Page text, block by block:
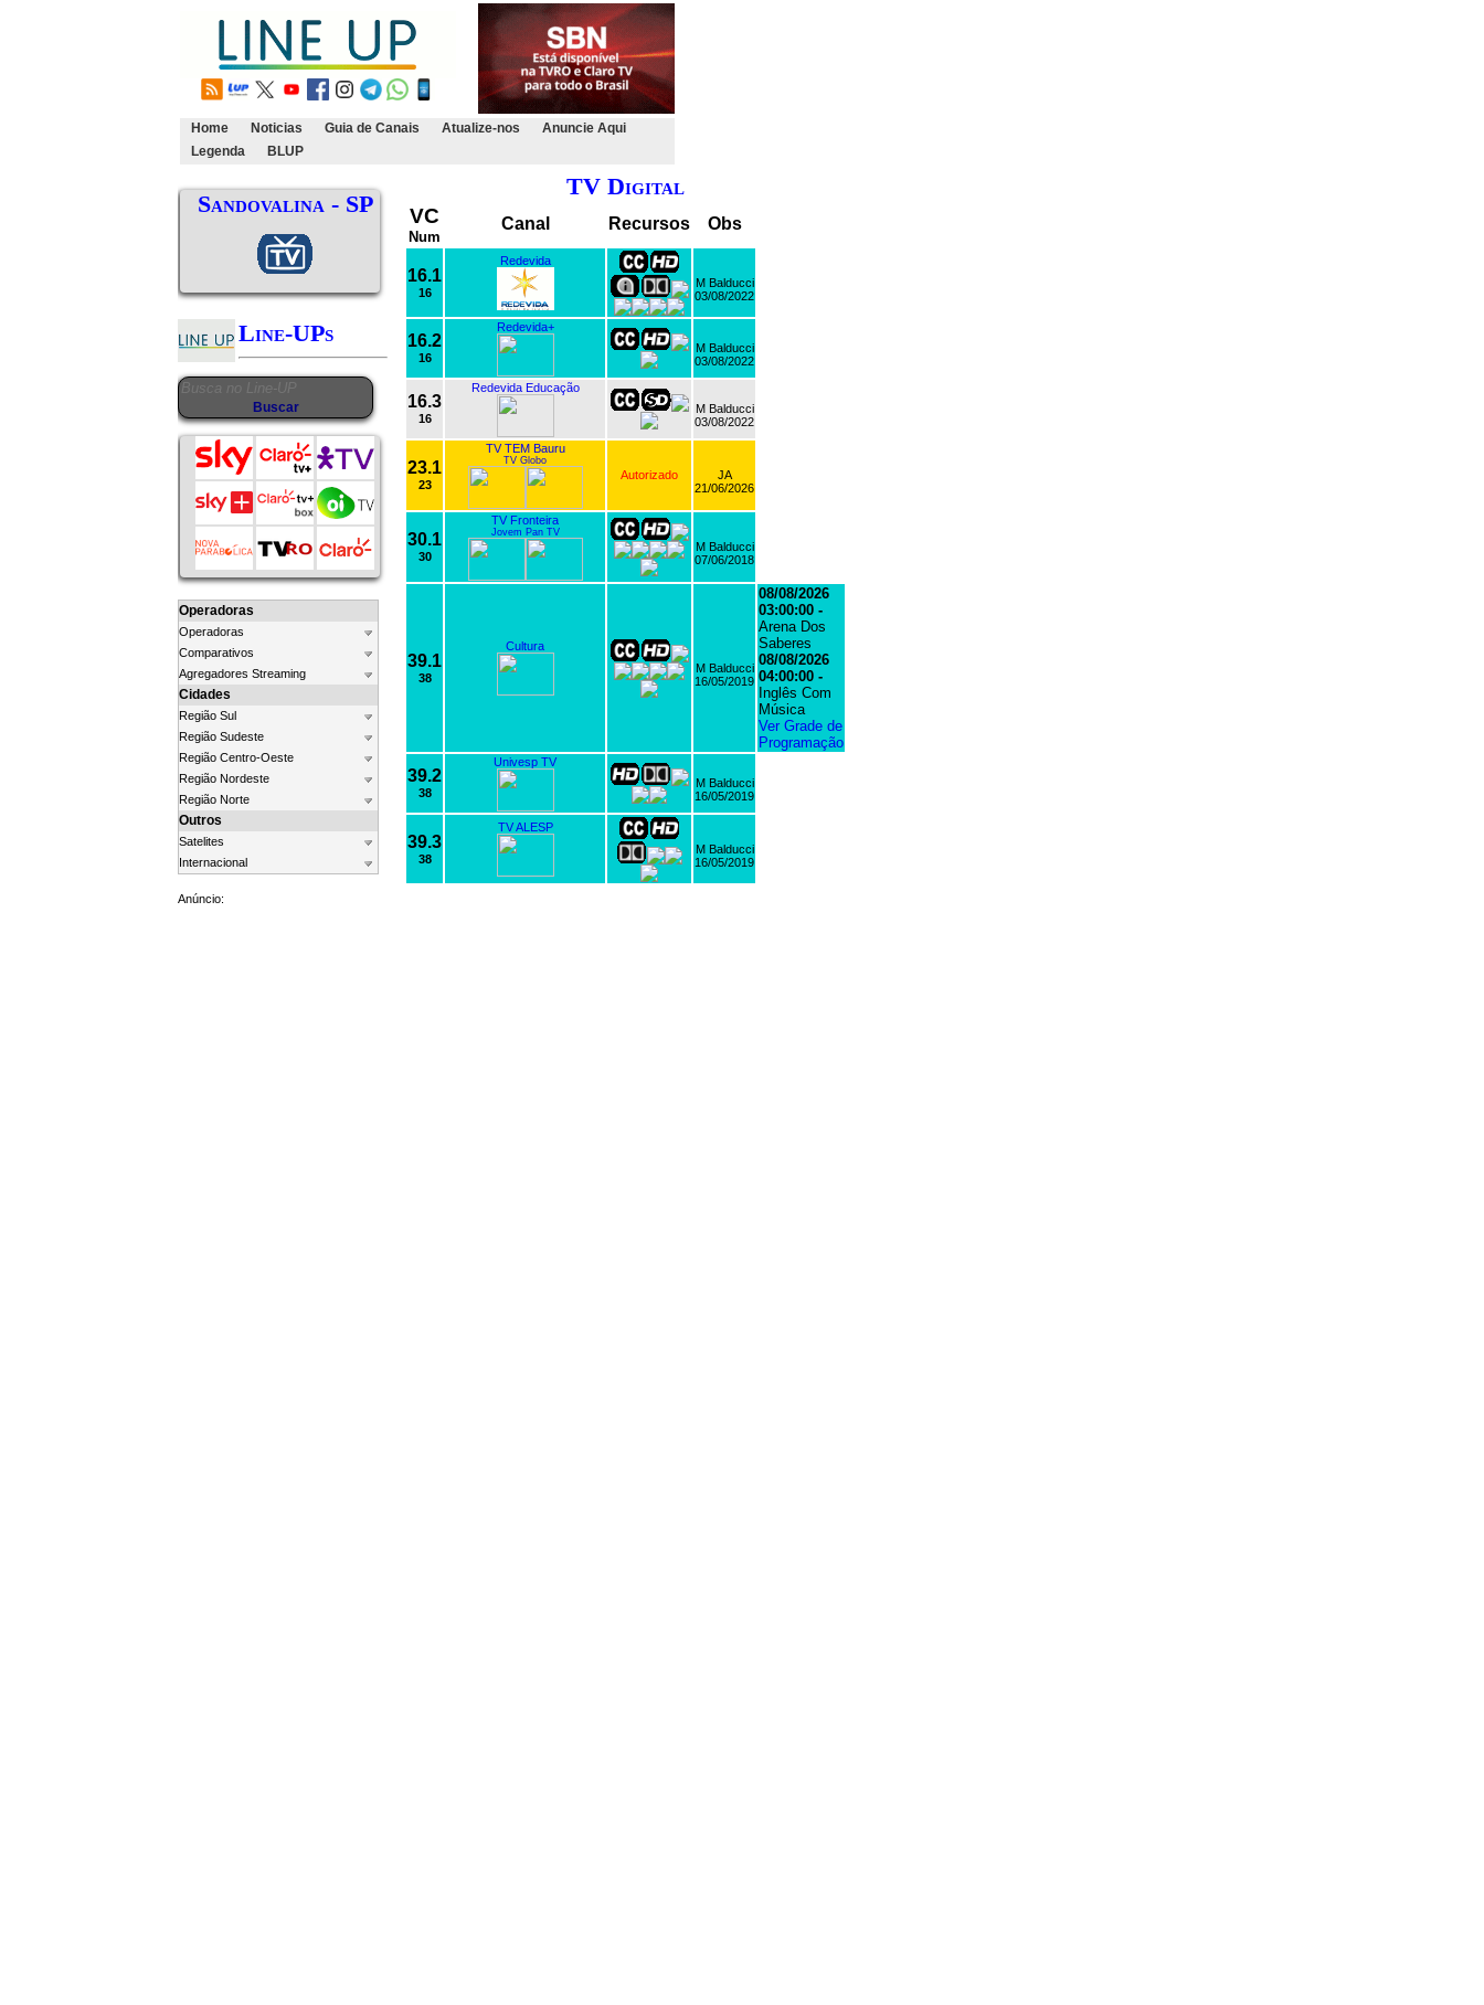
Home Noticias Guia de Canais Atualize-nos
Anuncie Aqui
Legenda
BLUP
Sandovalina - SP
Line-UPs
Operadoras
Operadoras
Comparativos
Agregadores Streaming
Cidades
Região Sul
Região Sudeste
Região Centro-Oeste
Região Nordeste
Região Norte
Outros
Satelites
Internacional
Anúncio:
TV Digital
VC
Num
Canal Recursos Obs
16.1
16
Redevida
M Balducci
03/08/2022
16.2
16
Redevida+
M Balducci
03/08/2022
16.3
16
Redevida Educação
M Balducci
03/08/2022
23.1
23
TV TEM Bauru
TV Globo
Autorizado
JA
21/06/2026
30.1
30
TV Fronteira
Jovem Pan TV
M Balducci
07/06/2018
39.1
38
Cultura
M Balducci
16/05/2019
08/08/2026
03:00:00 -
Arena Dos
Saberes
08/08/2026
04:00:00 -
Inglês Com
Música
Ver Grade de
Programação
39.2
38
Univesp TV
M Balducci
16/05/2019
39.3
38
TV ALESP
M Balducci
16/05/2019